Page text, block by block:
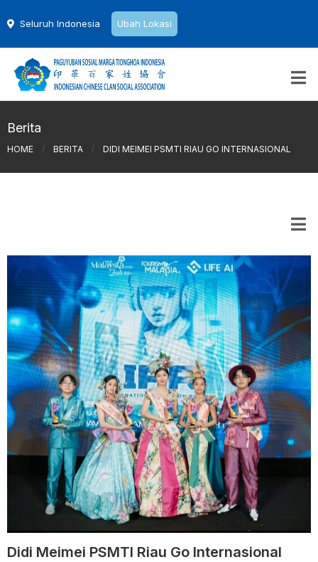
Seluruh Indonesia Ubah Lokasi
Berita
HOME / BERITA / DIDI MEIMEI PSMTI RIAU GO INTERNASIONAL
Didi Meimei PSMTI Riau Go Internasional